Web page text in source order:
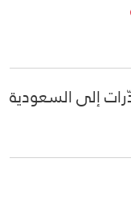
إلى السعودية